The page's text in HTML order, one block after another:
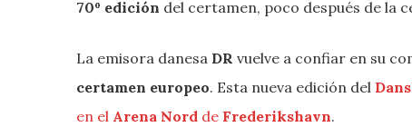
70º edición del certamen, poco después de la
La emisora danesa DR vuelve a confiar en su
certamen europeo. Esta nueva edición del
en el Arena Nord de Frederikshavn.